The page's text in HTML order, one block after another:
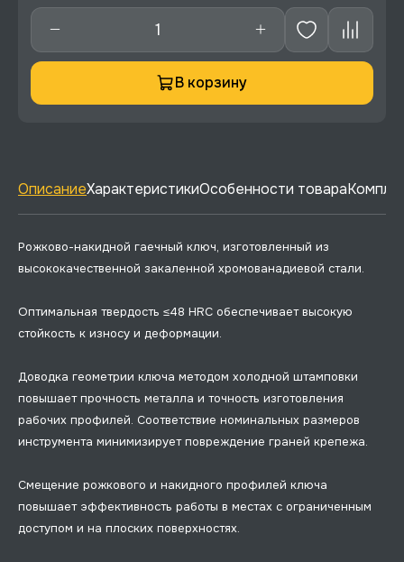
В корзину
ОписаниеХарактеристикиОсобенности товара
Рожково-накидной гаечный ключ, изготовленный из
высококачественной закаленной хромованадиевой стали.
Оптимальная твердость ≤48 HRC обеспечивает высокую
стойкость к износу и деформации.
Доводка геометрии ключа методом холодной штамповки
повышает прочность металла и точность изготовления
рабочих профилей. Соответствие номинальных размеров
инструмента минимизирует повреждение граней крепежа.
Смещение рожкового и накидного профилей ключа
повышает эффективность работы в местах с ограниченным
доступом и на плоских поверхностях.